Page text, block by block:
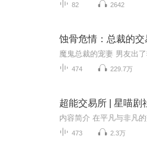
82 2642
蚀骨危情：总裁的
474 229.7万
473 2.3万